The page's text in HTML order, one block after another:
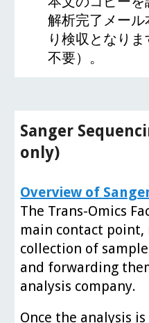
解析完了メール
り検収となりま
不要）。
Sanger
only)
Overview of
The Trans-Omics
main contact point,
collection of
and forwarding
analysis company.
Once the analysis